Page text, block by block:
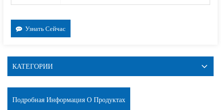
Узнать Сейчас
КАТЕГОРИИ
Подробная Информация О Продуктах